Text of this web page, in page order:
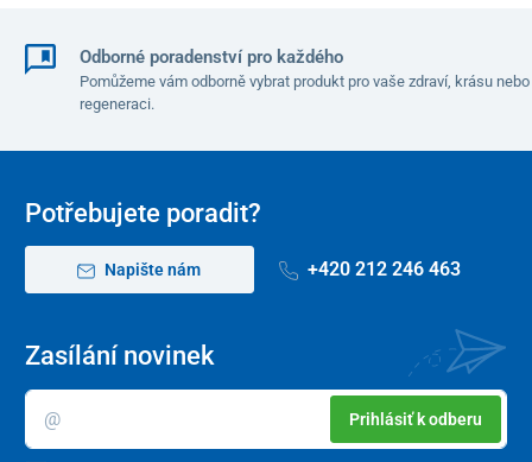
Odborné poradenství pro každého
Pomůžeme vám odborně vybrat produkt pro vaše zdraví, krásu nebo
regeneraci.
Potřebujete poradit?
Napište nám +420 212 246 463
Zasílání novinek
Prihlásiť k odberu